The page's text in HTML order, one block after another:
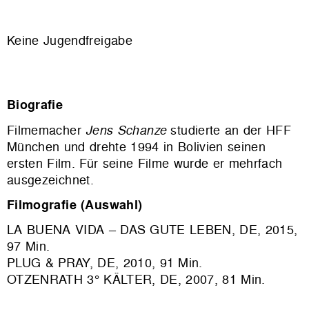
Keine Jugendfreigabe
Biografie
FilmemacherJens Schanzestudierte an der HFF
München und drehte 1994 in Bolivien seinen
ersten Film. Für seine Filme wurde er mehrfach
ausgezeichnet.
Filmografie (Auswahl)
LA BUENA VIDA – DAS GUTE LEBEN, DE, 2015,
97 Min.
PLUG & PRAY, DE, 2010, 91 Min.
OTZENRATH 3° KÄLTER, DE, 2007, 81 Min.